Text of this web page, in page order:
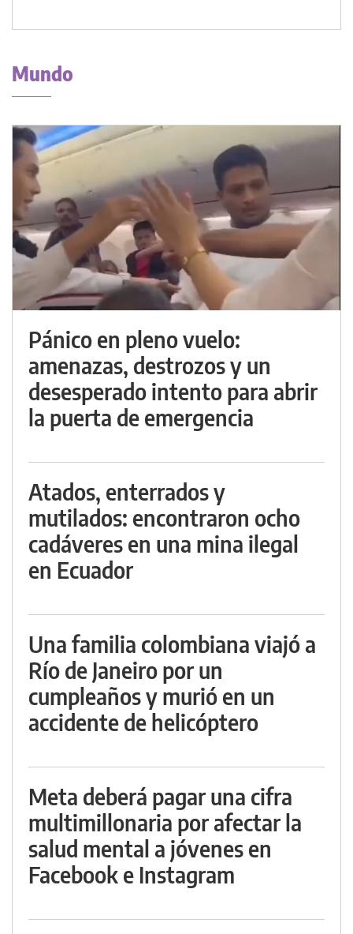
Mundo
Pánico en pleno vuelo:
amenazas, destrozos y un
desesperado intento para abrir
la puerta de emergencia
Atados, enterrados y
mutilados: encontraron ocho
cadáveres en una mina ilegal
en Ecuador
Una familia colombiana viajó a
Río de Janeiro por un
cumpleaños y murió en un
accidente de helicóptero
Meta deberá pagar una cifra
multimillonaria por afectar la
salud mental a jóvenes en
Facebook e Instagram